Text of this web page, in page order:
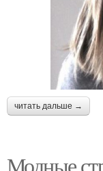
читать дальше →
Модные